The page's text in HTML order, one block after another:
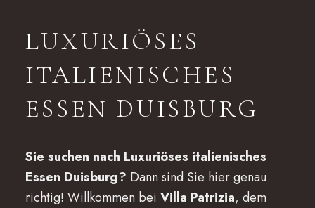
LUXURIÖSES
ITALIENISCHES
ESSEN DUISBURG
Sie suchen nach Luxuriöses italienisches
Essen Duisburg? Dann sind Sie hier genau
richtig! Willkommen bei Villa Patrizia, dem